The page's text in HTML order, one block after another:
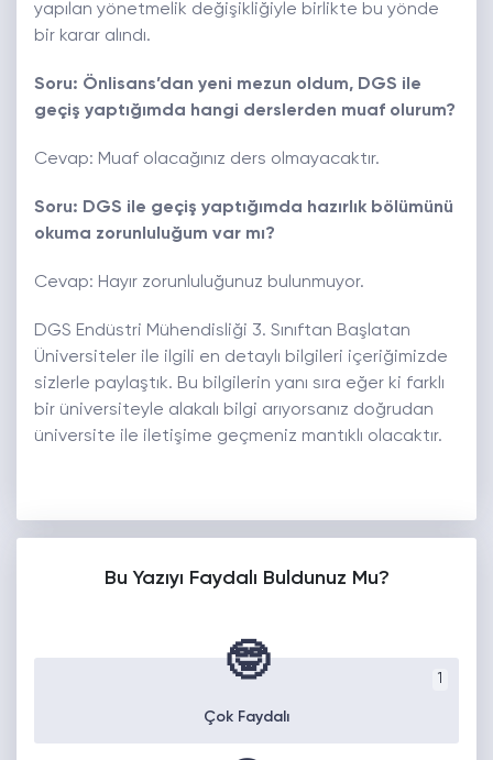
yapılan yönetmelik değişikliğiyle birlikte bu yönde
bir karar alındı.
Soru: Önlisans’dan yeni mezun oldum, DGS ile
geçiş yaptığımda hangi derslerden muaf olurum?
Cevap: Muaf olacağınız ders olmayacaktır.
Soru: DGS ile geçiş yaptığımda hazırlık bölümünü
okuma zorunluluğum var mı?
Cevap: Hayır zorunluluğunuz bulunmuyor.
DGS Endüstri Mühendisliği 3. Sınıftan Başlatan
Üniversiteler ile ilgili en detaylı bilgileri içeriğimizde
sizlerle paylaştık. Bu bilgilerin yanı sıra eğer ki farklı
bir üniversiteyle alakalı bilgi arıyorsanız doğrudan
üniversite ile iletişime geçmeniz mantıklı olacaktır.
Bu Yazıyı Faydalı Buldunuz Mu?
🤓
Çok Faydalı